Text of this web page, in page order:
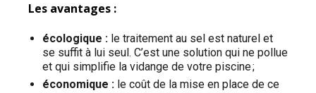
Les avantages :
écologique : le traitement au sel est naturel et
se suffit à lui seul. C’est une solution qui ne pollue
et qui simplifie la vidange de votre piscine ;
économique : le coût de la mise en place de ce